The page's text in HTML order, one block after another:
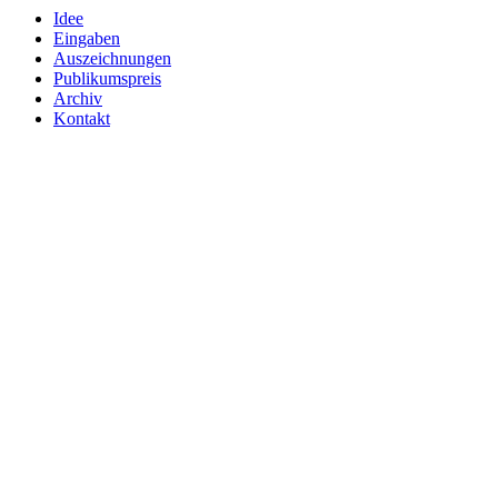
Idee
Eingaben
Auszeichnungen
Publikumspreis
Archiv
Kontakt